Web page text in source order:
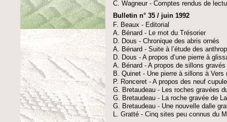
C. Wagneur - Comptes rendus de
Bulletin n° 35 / juin 1992
F. Beaux - Editorial
A. Bénard - Le mot du Trésorier
D. Dous - Chronique des abris ornés
A. Bénard - Suite à l’étude des
D. Dous - A propos d’une pierre à
A. Bénard - A propos de sillons
B. Quinet - Une pierre à sillons à Vers
P. Ronceret - A propos des neuf
G. Bretaudeau - Les roches gravées
G. Bretaudeau - La roche gravée de
G. Bretaudeau - Une nouvelle dalle
L. Gratté - Cinq sites peu connus du